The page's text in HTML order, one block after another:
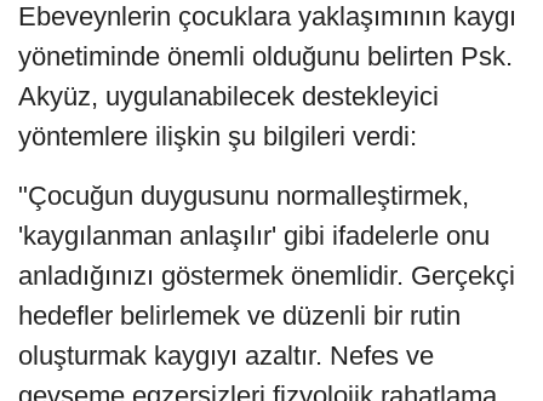
Ebeveynlerin çocuklara yaklaşımının kaygı
yönetiminde önemli olduğunu belirten Psk.
Akyüz, uygulanabilecek destekleyici
yöntemlere ilişkin şu bilgileri verdi:
"Çocuğun duygusunu normalleştirmek,
'kaygılanman anlaşılır' gibi ifadelerle onu
anladığınızı göstermek önemlidir. Gerçekçi
hedefler belirlemek ve düzenli bir rutin
oluşturmak kaygıyı azaltır. Nefes ve